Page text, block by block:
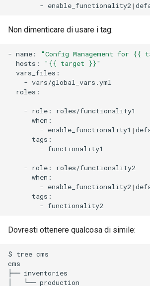
- enable_functionality2 |
Non dimenticare di usare i tag:
- name:
"Config Management for {{
hosts:
"{{ target }}"
-
roles:
- role:
- enable_functionality1 |
- functionality1
- role:
- enable_functionality2 |
-
Dovresti ottenere qualcosa di simile:
$ tree cms
cms
├── inventories
└── production